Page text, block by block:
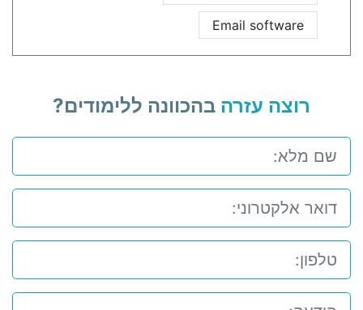
Email software
רוצה עזרה בהכוונה ללימודים?